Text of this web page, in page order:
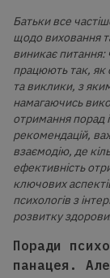
Батьки все
щодо виховання
виникає питання:
працюють так, як
та виклики, з
намагаючись
отримання порад
рекомендацій,
взаємодію, де
ефективність
ключових
психологів з
розвитку
Поради
панацея.